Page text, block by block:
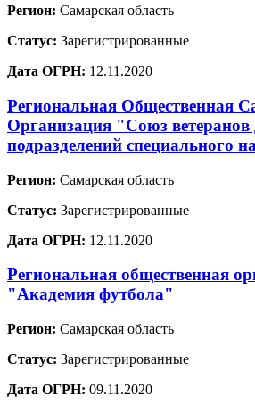
Регион: Самарская область
Статус: Зарегистрированные
Дата ОГРН: 12.11.2020
Региональная Общественная
Организация "Союз ветеранов
подразделений специального
Регион: Самарская область
Статус: Зарегистрированные
Дата ОГРН: 12.11.2020
Региональная общественная
"Академия футбола"
Регион: Самарская область
Статус: Зарегистрированные
Дата ОГРН: 09.11.2020